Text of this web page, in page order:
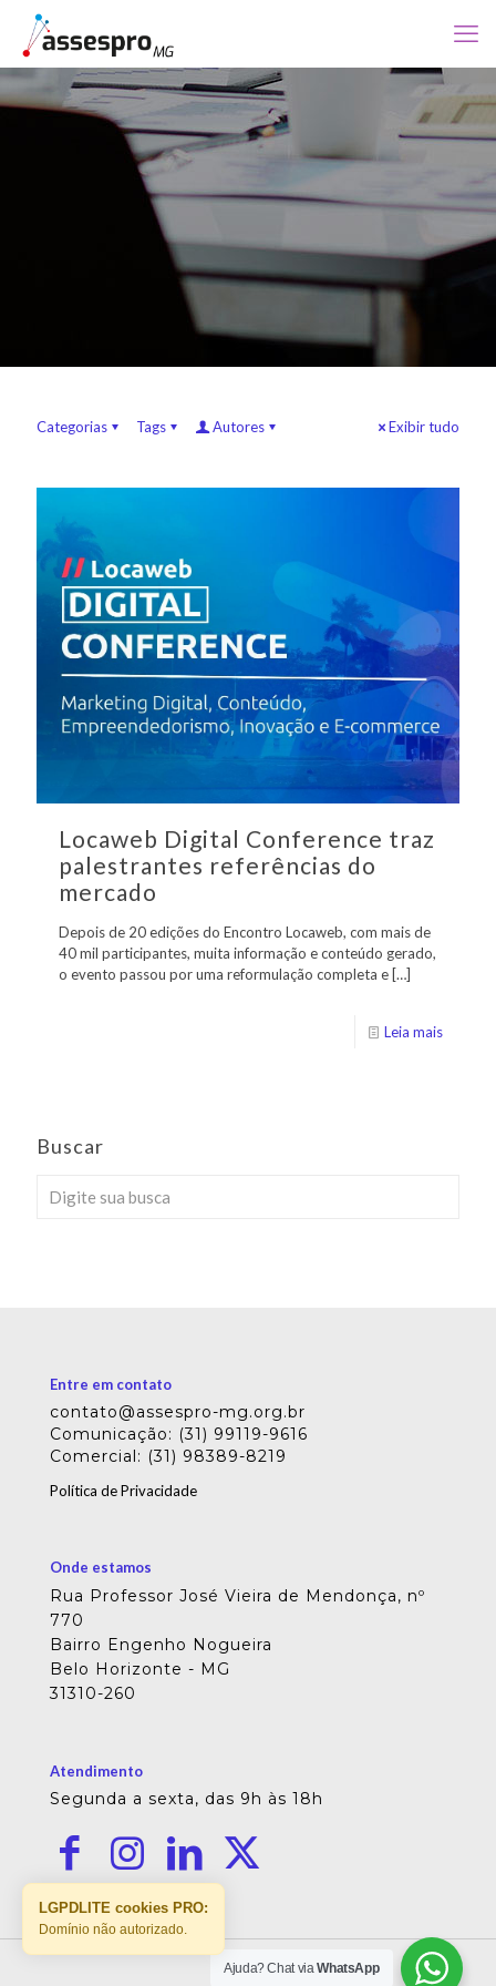
Categorias Tags Autores Exibir tudo
Locaweb Digital Conference traz
palestrantes referências do
mercado
Depois de 20 edições do Encontro Locaweb, com mais de
40 mil participantes, muita informação e conteúdo gerado,
o evento passou por uma reformulação completa e […]
Leia mais
Buscar
Entre em contato
contato@assespro-mg.org.br
Comunicação: (31) 99119-9616
Comercial: (31) 98389-8219
Política de Privacidade
Onde estamos
Rua Professor José Vieira de Mendonça, nº
770
Bairro Engenho Nogueira
Belo Horizonte - MG
31310-260
Atendimento
Segunda a sexta, das 9h às 18h
Ajuda? Chat viaWhatsApp
LGPDLITE cookies PRO:
Domínio não autorizado.